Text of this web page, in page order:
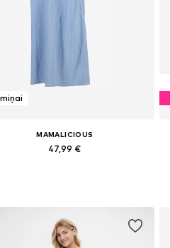
MAMALICIOUS
47,99 €